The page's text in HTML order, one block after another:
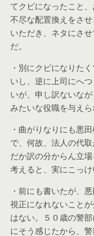
てクビになったこと
不尽な配置換えをさ
いただき、ネタにさ
だ。
・別にクビになりた
いし、逆に上司にへ
いが、申し訳ないな
みたいな役職を与えら
・曲がりなりにも悪
で、何故、法人の代
だか訳の分からん立
考えると、実にこっ
・前にも書いたが、
視正になれないこと
はない。５０歳の警
にそう感じたから、